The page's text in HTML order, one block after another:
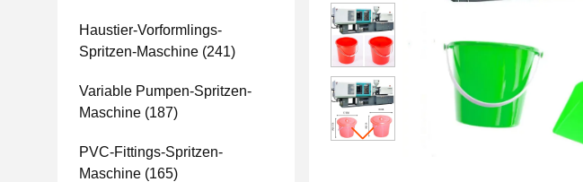
Haustier-Vorformlings-
Spritzen-Maschine (241)
Variable Pumpen-Spritzen-
Maschine (187)
PVC-Fittings-Spritzen-
Maschine (165)